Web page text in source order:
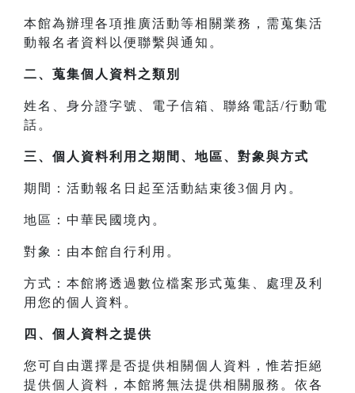
本館為辦理各項推廣活動等相關業務，需蒐集活
動報名者資料以便聯繫與通知。
二、 蒐集個人資料之類別
姓名、身分證字號、電子信箱、聯絡電話/行動電
話。
三、 個人資料利用之期間、地區、對象與方式
期間：活動報名日起至活動結束後3個月內。
地區：中華民國境內。
對象：由本館自行利用。
方式：本館將透過數位檔案形式蒐集、處理及利
用您的個人資料。
四、 個人資料之提供
您可自由選擇是否提供相關個人資料，惟若拒絕
提供個人資料，本館將無法提供相關服務。依各